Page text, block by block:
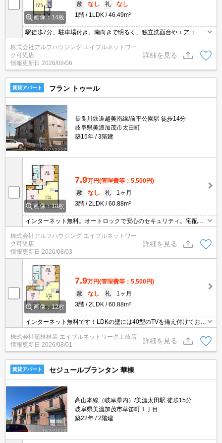
画像：14枚
敷
なし 礼
なし
1階
1LDK 46.49m²
駅徒歩7分、駐車場付き。南向きで明るく、独立洗面台やエアコン
付きで快適です。
株式会社アルフハウジング エイブルネットワー
ク可児店
情報更新日 2026/08/06
詳細を見る
賃貸アパート フラン トゥール
長良川鉄道越美南線/前平公園駅 徒歩14分
岐阜県美濃加茂市太田町
築15年
3階建
画像：18枚
7.9万円(管理費等：5,500円)
敷
なし 礼
1ヶ月
3階
2LDK 60.88m²
インターネット無料。オートロックで安心のセキュリティ。宅配ボ
ックスで荷物受取もスムーズ。
株式会社アルフハウジング エイブルネットワー
ク可児店
情報更新日 2026/08/03
詳細を見る
画像：12枚
7.9万円(管理費等：5,500円)
敷
なし 礼
1ヶ月
3階
2LDK 60.88m²
インターネット無料です！LDKの壁には40型のTVを備え付けており
ます。また浴室にも小型テレビを取り付けしております。エアコン
はLDKと北洋室に各1台（合計2台）を設置済みです。モニタ付イン
ターホン、対面キッチン、オートロック、カードキー、ペアガラ
ス、追い焚き給湯、物置、室内物干し、宅配ボックス、システムキ
ッチン
株式会社舘林林業 エイブルネットワーク土岐店
情報更新日 2026/08/01
詳細を見る
賃貸アパート セジュールプランタン 華棟
高山本線（岐阜県内）/美濃太田駅 徒歩15分
岐阜県美濃加茂市草笛町１丁目
築22年
2階建